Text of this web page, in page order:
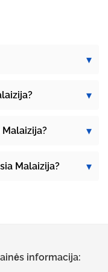
Malaizija?
informacija: